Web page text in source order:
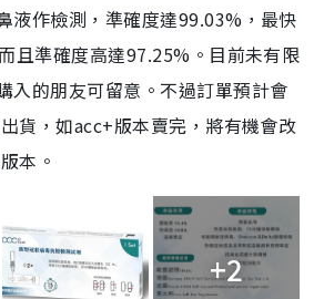
液作檢測，準確度達99.03%，最快
且準確度高達97.25%。目前未有限
入的朋友可留意。不過訂單預計會
貨，如acc+版本賣完，將有機會改
本。
+2